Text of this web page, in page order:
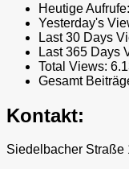
Heutige Aufrufe:
Yesterday's
Last 30 Days
Last 365 Days
Total Views:
Gesamt
Kontakt:
Siedelbacher Straße